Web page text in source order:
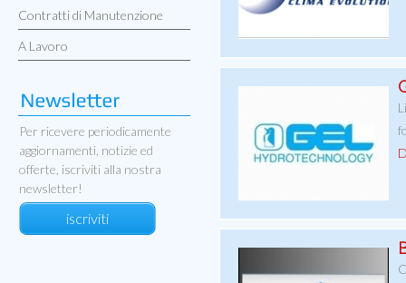
Contratti di Manutenzione
A Lavoro
Per ricevere periodicamente
aggiornamenti, notizie ed
offerte, iscriviti alla nostra
newsletter!
iscriviti